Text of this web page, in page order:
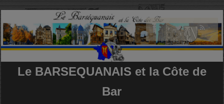
Le BARSEQUANAIS et la Côte de
Bar